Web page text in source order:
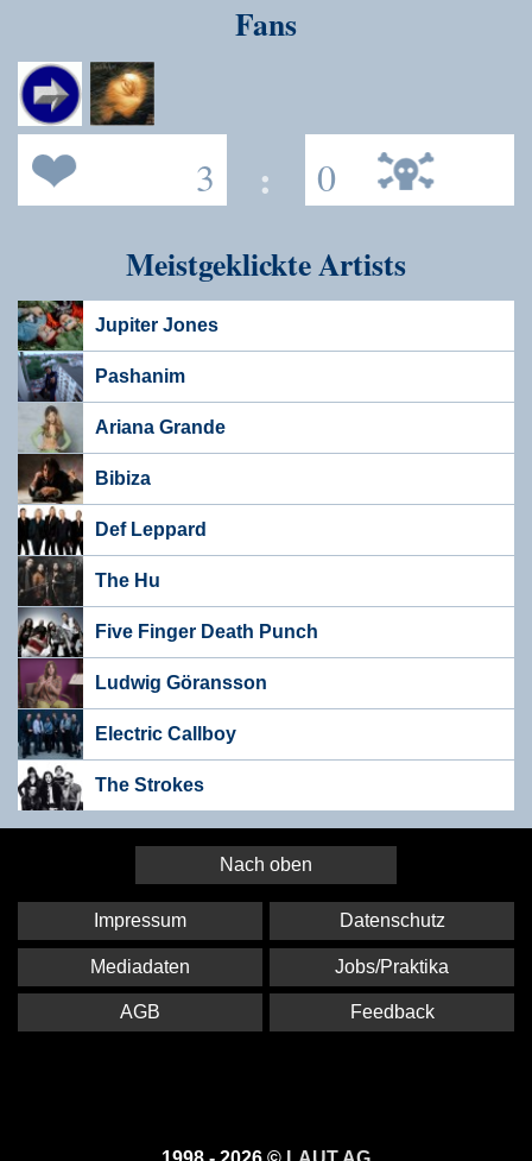
Fans
3 : 0
Meistgeklickte Artists
Jupiter Jones
Pashanim
Ariana Grande
Bibiza
Def Leppard
The Hu
Five Finger Death Punch
Ludwig Göransson
Electric Callboy
The Strokes
Nach oben
Impressum Datenschutz
Mediadaten Jobs/Praktika
AGB Feedback